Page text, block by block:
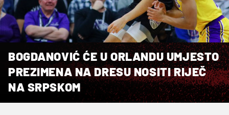
BOGDANOVIĆ ĆE U ORLANDU UMJESTO
PREZIMENA NA DRESU NOSITI RIJEČ
NA SRPSKOM